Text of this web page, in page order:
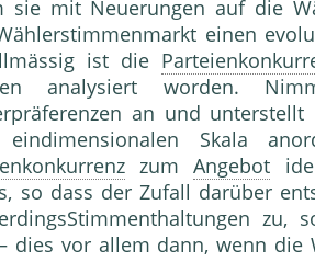
sie mit Neuerungen auf die
einen
ist die
analysiert worden.
an und
eindimensionalen Skala
zumAngebot
s, so dass der Zufall darüber
zu,
dies vor allem dann, wenn die